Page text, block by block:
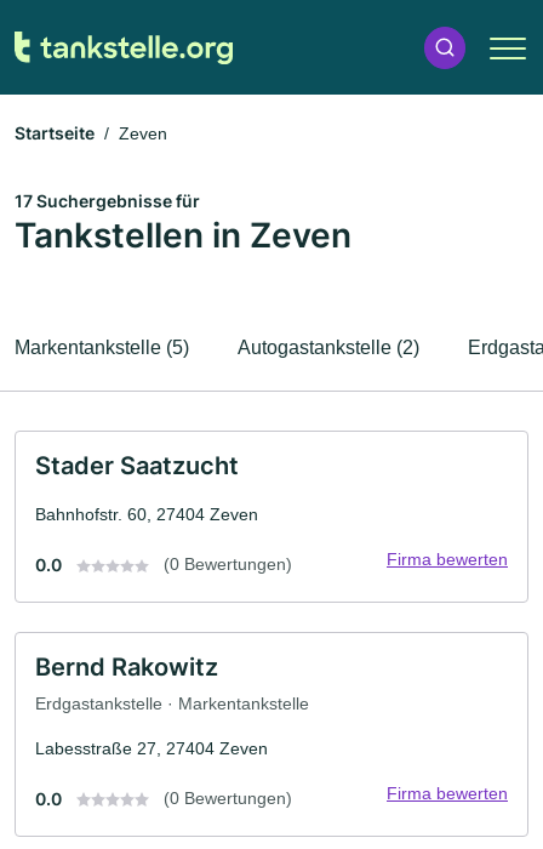
Startseite Zeven
17 Suchergebnisse für
Tankstellen in Zeven
Markentankstelle (5) Autogastankstelle (2)
Stader Saatzucht
Bahnhofstr. 60, 27404 Zeven
0.0 (0 Bewertungen) Firma bewerten
Bernd Rakowitz
Erdgastankstelle · Markentankstelle
Labesstraße 27, 27404 Zeven
0.0 (0 Bewertungen) Firma bewerten